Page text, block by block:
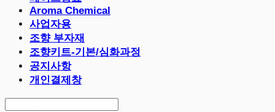
Aroma Chemical
사업자용
조향 부자재
조향키트-기본/심화과정
공지사항
개인결제창